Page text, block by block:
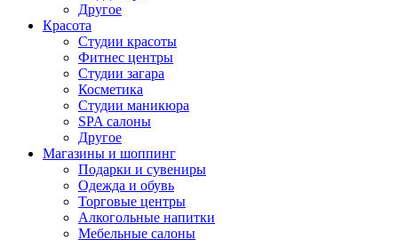
Другое
Красота
Студии красоты
Фитнес центры
Студии загара
Косметика
Студии маникюра
SPA салоны
Другое
Магазины и шоппинг
Подарки и сувениры
Одежда и обувь
Торговые центры
Алкогольные напитки
Мебельные салоны